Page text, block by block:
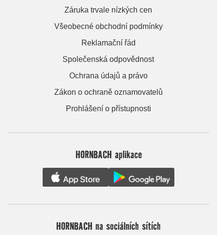
Záruka trvale nízkých cen
Všeobecné obchodní podmínky
Reklamační řád
Společenská odpovědnost
Ochrana údajů a právo
Zákon o ochraně oznamovatelů
Prohlášení o přístupnosti
HORNBACH aplikace
HORNBACH na sociálních sítích